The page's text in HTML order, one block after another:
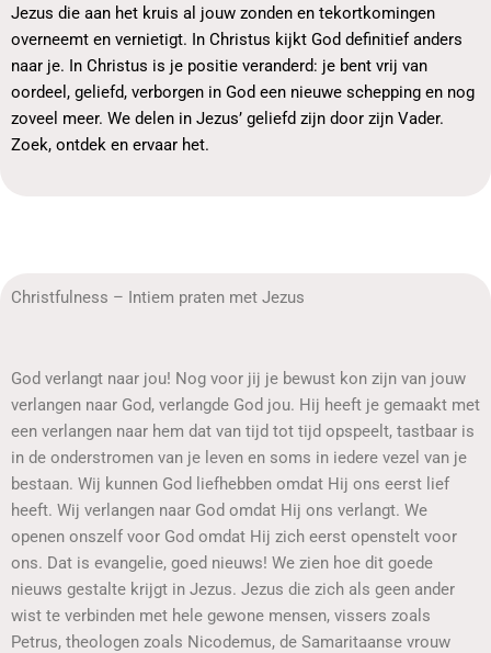
Jezus die aan het kruis al jouw zonden en tekortkomingen
overneemt en vernietigt. In Christus kijkt God definitief anders
naar je. In Christus is je positie veranderd: je bent vrij van
oordeel, geliefd, verborgen in God een nieuwe schepping en nog
zoveel meer. We delen in Jezus’ geliefd zijn door zijn Vader.
Zoek, ontdek en ervaar het.
Christfulness – Intiem praten met Jezus
God verlangt naar jou! Nog voor jij je bewust kon zijn van jouw
verlangen naar God, verlangde God jou. Hij heeft je gemaakt met
een verlangen naar hem dat van tijd tot tijd opspeelt, tastbaar is
in de onderstromen van je leven en soms in iedere vezel van je
bestaan. Wij kunnen God liefhebben omdat Hij ons eerst lief
heeft. Wij verlangen naar God omdat Hij ons verlangt. We
openen onszelf voor God omdat Hij zich eerst openstelt voor
ons. Dat is evangelie, goed nieuws! We zien hoe dit goede
nieuws gestalte krijgt in Jezus. Jezus die zich als geen ander
wist te verbinden met hele gewone mensen, vissers zoals
Petrus, theologen zoals Nicodemus, de Samaritaanse vrouw